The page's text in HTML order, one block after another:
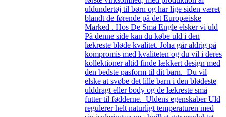
uldundertøj til børn og har lige siden været
blandt de førende på det Europæiske
Marked . Hos De Små Engle elsker vi uld
På denne side kan du købe uld i den
lækreste bløde kvalitet. Joha går aldrig på
kompromis med kvaliteten og du vil i deres
kollektioner altid finde lækkert design med
den bedste pasform til dit barn. Du vil
elske at svøbe det lille barn i den blødeste
ulddragt eller body og de lækreste små
futter til fødderne. Uldens egenskaber Uld
regulerer helt naturligt temperaturen med